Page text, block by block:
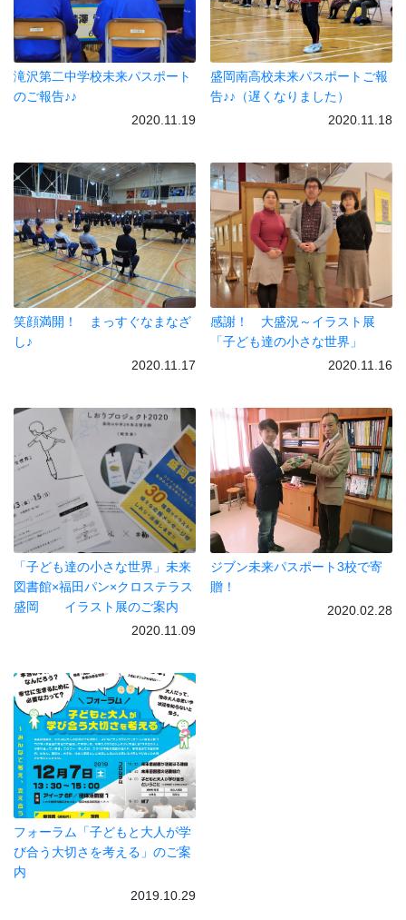
滝沢第二中学校未来パスポート
のご報告♪♪
2020.11.19
盛岡南高校未来パスポートご報
告♪♪（遅くなりました）
2020.11.18
笑顔満開！ まっすぐなまなざ
し♪
2020.11.17
感謝！ 大盛況～イラスト展
「子ども達の小さな世界」
2020.11.16
「子ども達の小さな世界」未来
図書館×福田パン×クロステラス
盛岡 イラスト展のご案内
2020.11.09
ジブン未来パスポート3校で寄
贈！
2020.02.28
フォーラム「子どもと大人が学
び合う大切さを考える」のご案
内
2019.10.29